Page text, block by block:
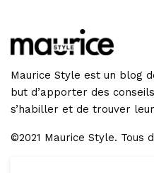
Maurice Style est un blog
but d’apporter des
s’habiller et de trouver
©2021 Maurice Style. Tous